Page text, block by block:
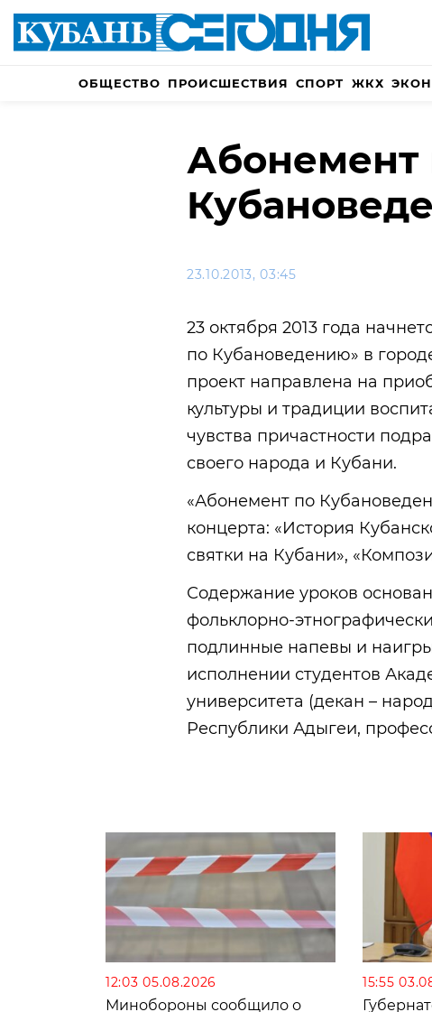
ОБЩЕСТВО ПРОИСШЕСТВИЯ СПОРТ ЖКХ
Абонемент
23.10.2013, 03:45
23 октября 2013 года
по Кубановедению» в
проект направлена на
культуры и традиции
чувства причастности
своего народа и Кубани.
«Абонемент по
концерта: «История
святки на Кубани»,
Содержание уроков
фольклорно-
подлинные напевы и
исполнении студентов
университета (декан –
Республики Адыгеи,
12:03 05.08.2026
Минобороны сообщило о
15:55